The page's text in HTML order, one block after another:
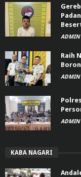
ADMIN
Raih
ADMIN
ADMIN
KABA NAGARI